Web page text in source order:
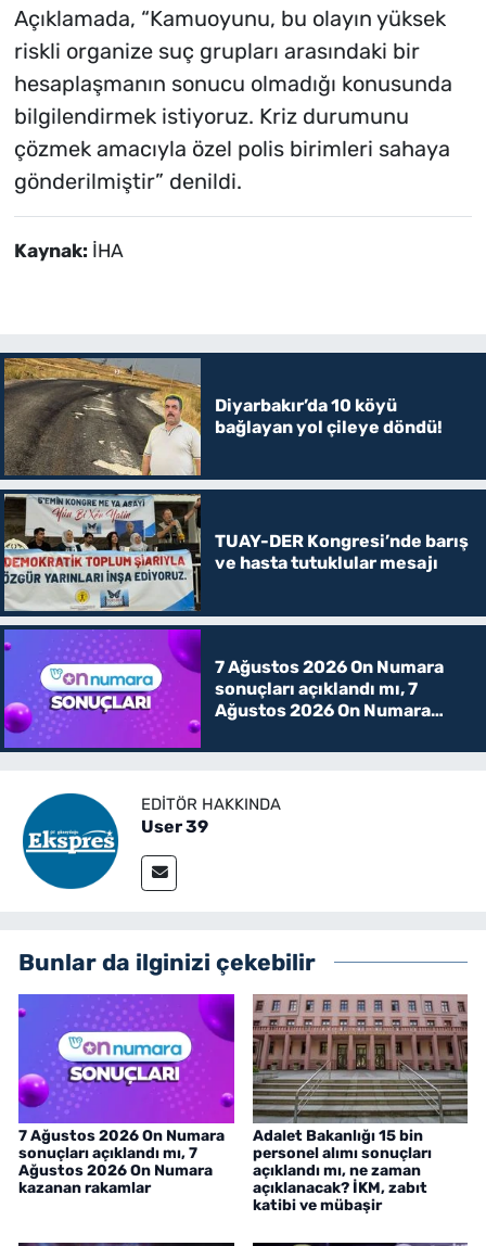
Açıklamada, “Kamuoyunu, bu olayın yüksek
riskli organize suç grupları arasındaki bir
hesaplaşmanın sonucu olmadığı konusunda
bilgilendirmek istiyoruz. Kriz durumunu
çözmek amacıyla özel polis birimleri sahaya
gönderilmiştir” denildi.
Kaynak: İHA
Diyarbakır’da 10 köyü
bağlayan yol çileye döndü!
TUAY-DER Kongresi’nde barış
ve hasta tutuklular mesajı
7 Ağustos 2026 On Numara
sonuçları açıklandı mı, 7
Ağustos 2026 On Numara
EDITÖR HAKKINDA
User 39
Bunlar da ilginizi çekebilir
7 Ağustos 2026 On Numara
sonuçları açıklandı mı, 7
Ağustos 2026 On Numara
kazanan rakamlar
Adalet Bakanlığı 15 bin
personel alımı sonuçları
açıklandı mı, ne zaman
açıklanacak? İKM, zabıt
katibi ve mübaşir